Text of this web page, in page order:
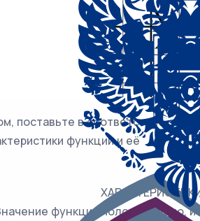
поставьте в соответствие
функции и её
функции положительно, и